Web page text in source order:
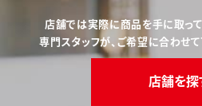
店舗では実際に商品を手に取っ
専門スタッフが、ご希望に合わせ
店舗を探